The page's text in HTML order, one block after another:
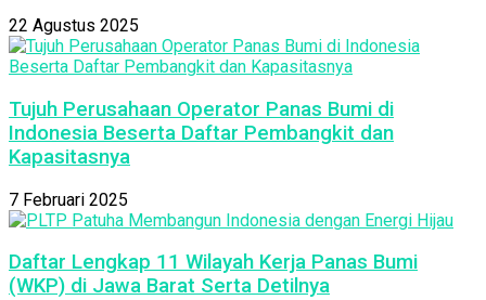
22 Agustus 2025
Tujuh Perusahaan Operator Panas Bumi di
Indonesia Beserta Daftar Pembangkit dan
Kapasitasnya
7 Februari 2025
Daftar Lengkap 11 Wilayah Kerja Panas Bumi
(WKP) di Jawa Barat Serta Detilnya